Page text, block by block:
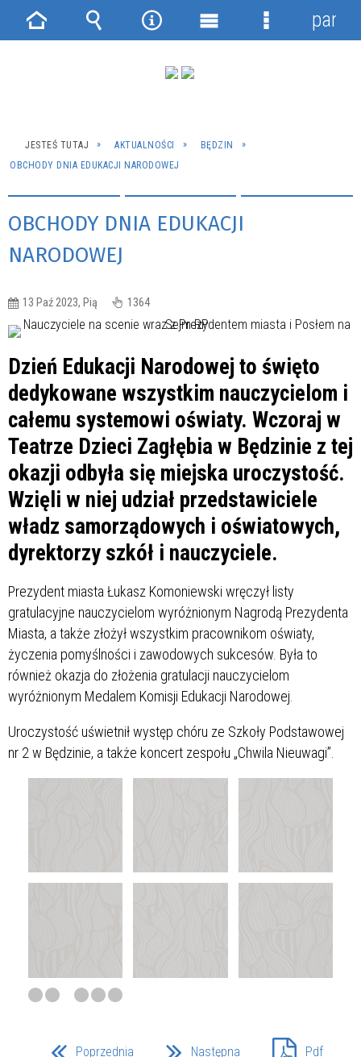
JESTEŚ TUTAJ AKTUALNOŚCI
BĘDZIN
OBCHODY DNIA EDUKACJI NARODOWEJ
OBCHODY DNIA EDUKACJI
NARODOWEJ
13 Paź 2023, Pią 1364
Dzień Edukacji Narodowej to święto
dedykowane wszystkim nauczycielom i
całemu systemowi oświaty. Wczoraj w
Teatrze Dzieci Zagłębia w Będzinie z tej
okazji odbyła się miejska uroczystość.
Wzięli w niej udział przedstawiciele
władz samorządowych i oświatowych,
dyrektorzy szkół i nauczyciele.
Prezydent miasta Łukasz Komoniewski wręczył listy
gratulacyjne nauczycielom wyróżnionym Nagrodą Prezydenta
Miasta, a także złożył wszystkim pracownikom oświaty,
życzenia pomyślności i zawodowych sukcesów. Była to
również okazja do złożenia gratulacji nauczycielom
wyróżnionym Medalem Komisji Edukacji Narodowej.
Uroczystość uświetnił występ chóru ze Szkoły Podstawowej
nr 2 w Będzinie, a także koncert zespołu „Chwila Nieuwagi”.
Poprzednia Następna Pdf
Strona Wyszukiwarka
NarzędziaMenu
Menu
panel